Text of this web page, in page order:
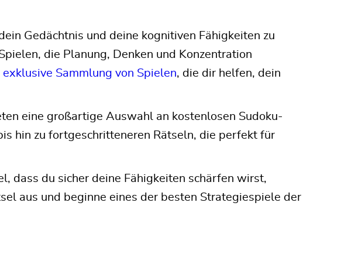
Gedächtnis und deine kognitiven Fähigkeiten zu
die Planung, Denken und Konzentration
exklusive Sammlung von Spielen, die dir helfen, dein
eine großartige Auswahl an kostenlosen Sudoku-
hin zu fortgeschritteneren Rätseln, die perfekt für
dass du sicher deine Fähigkeiten schärfen wirst,
aus und beginne eines der besten Strategiespiele der